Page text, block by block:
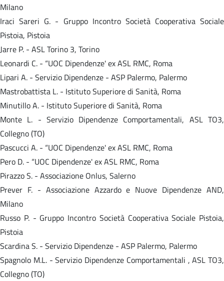
Milano
Iraci Sareri G. - Gruppo Incontro Società Cooperativa Sociale
Pistoia, Pistoia
Jarre P. - ASL Torino 3, Torino
Leonardi C. - “UOC Dipendenze' ex ASL RMC, Roma
Lipari A. - Servizio Dipendenze - ASP Palermo, Palermo
Mastrobattista L. - Istituto Superiore di Sanità, Roma
Minutillo A. - Istituto Superiore di Sanità, Roma
Monte L. - Servizio Dipendenze Comportamentali, ASL TO3,
Collegno (TO)
Pascucci A. - “UOC Dipendenze' ex ASL RMC, Roma
Pero D. - “UOC Dipendenze' ex ASL RMC, Roma
Pirazzo S. - Associazione Onlus, Salerno
Prever F. - Associazione Azzardo e Nuove Dipendenze AND,
Milano
Russo P. - Gruppo Incontro Società Cooperativa Sociale Pistoia,
Pistoia
Scardina S. - Servizio Dipendenze - ASP Palermo, Palermo
Spagnolo M.L. - Servizio Dipendenze Comportamentali , ASL TO3,
Collegno (TO)